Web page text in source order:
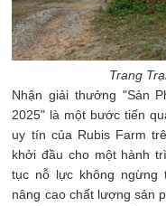
Trang
Nhận giải thưởng "Sản
2025" là một bước tiến
uy tín của Rubis Farm
khởi đầu cho một hành
tục nỗ lực không ngừng
nâng cao chất lượng sản